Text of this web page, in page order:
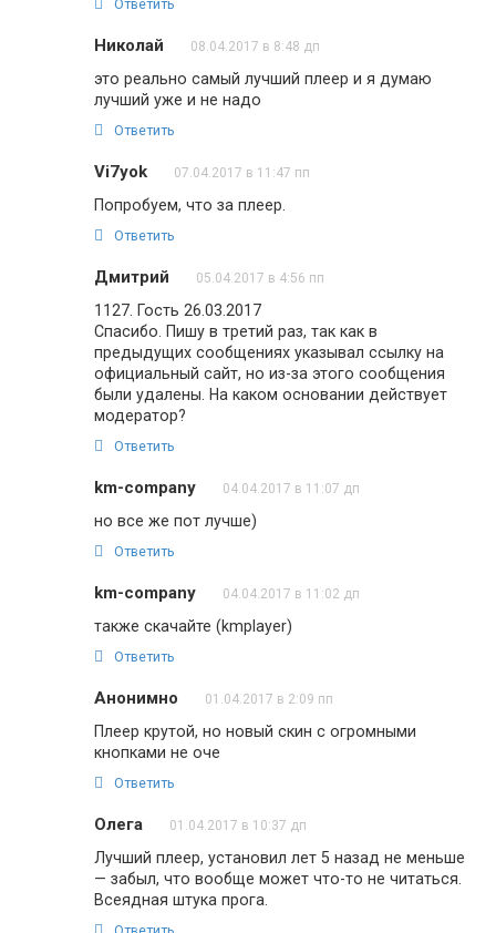
Ответить
Николай 08.04.2017 в 8:48 дп
это реально самый лучший плеер и я думаю
лучший уже и не надо
Ответить
Vi7yok 07.04.2017 в 11:47 пп
Попробуем, что за плеер.
Ответить
Дмитрий 05.04.2017 в 4:56 пп
1127. Гость 26.03.2017
Спасибо. Пишу в третий раз, так как в
предыдущих сообщениях указывал ссылку на
официальный сайт, но из-за этого сообщения
были удалены. На каком основании действует
модератор?
Ответить
km-company 04.04.2017 в 11:07 дп
но все же пот лучше)
Ответить
km-company 04.04.2017 в 11:02 дп
также скачайте (kmplayer)
Ответить
Анонимно 01.04.2017 в 2:09 пп
Плеер крутой, но новый скин с огромными
кнопками не оче
Ответить
Олега 01.04.2017 в 10:37 дп
Лучший плеер, установил лет 5 назад не меньше
— забыл, что вообще может что-то не читаться.
Всеядная штука прога.